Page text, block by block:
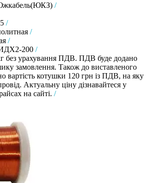
/
/
/
/
200 /
без урахування ПДВ. ПДВ буде додано
замовлення. Також до виставленого
вартість котушки 120 грн із ПДВ, на яку
Актуальну ціну дізнавайтеся у
на сайті. /